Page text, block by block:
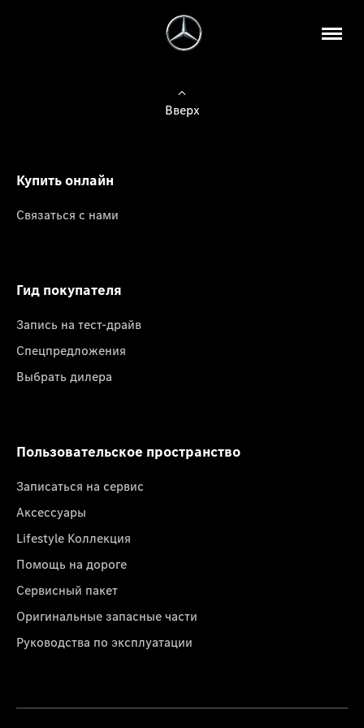
Вверх
Купить онлайн
Связаться с нами
Гид покупателя
Запись на тест-драйв
Спецпредложения
Выбрать дилера
Пользовательское пространство
Записаться на сервис
Аксессуары
Lifestyle Коллекция
Помощь на дороге
Сервисный пакет
Оригинальные запасные части
Руководства по эксплуатации